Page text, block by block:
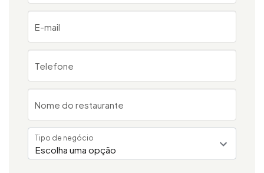
E-mail
Telefone
Nome do restaurante
Escolha uma opção
Tipo de negócio